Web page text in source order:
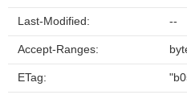
Last-Modified: --
Accept-Ranges:
ETag: